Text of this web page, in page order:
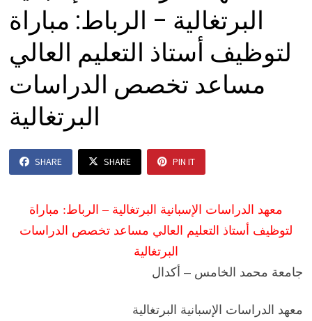
البرتغالية – الرباط: مباراة
لتوظيف أستاذ التعليم العالي
مساعد تخصص الدراسات
البرتغالية
SHARE SHARE PIN IT
معهد الدراسات الإسبانية البرتغالية – الرباط: مباراة
لتوظيف أستاذ التعليم العالي مساعد تخصص الدراسات
البرتغالية
جامعة محمد الخامس – أكدال
معهد الدراسات الإسبانية البرتغالية